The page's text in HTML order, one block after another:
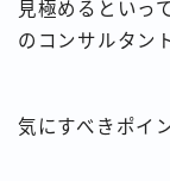
見極めるといっ
のコンサルタン
気にすべきポイ